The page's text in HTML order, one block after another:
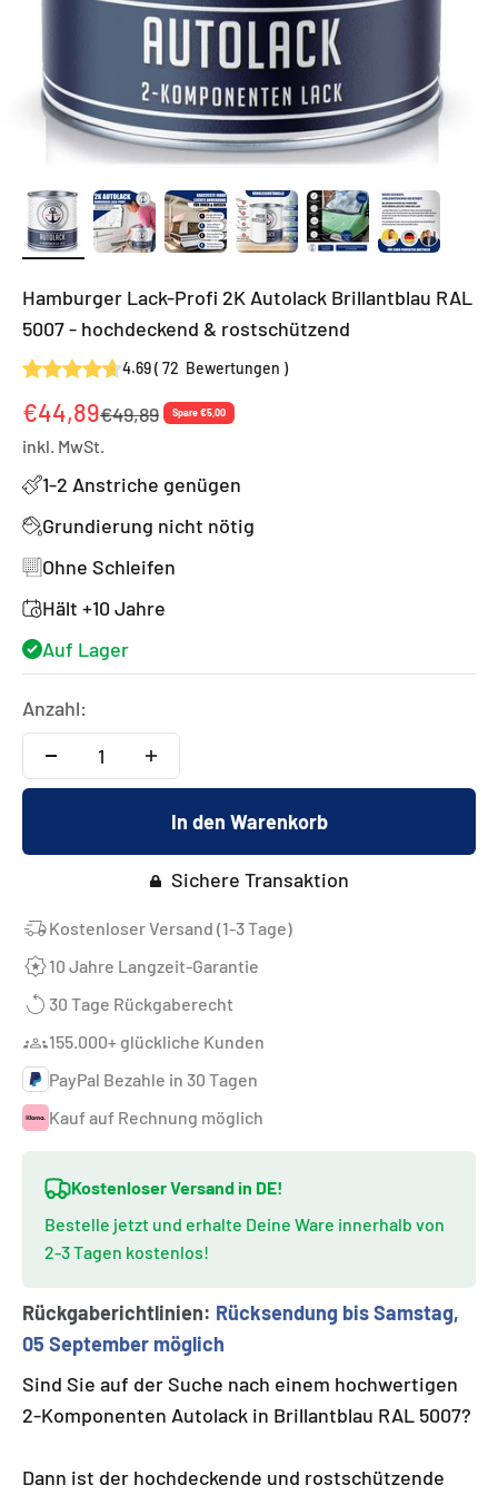
Hamburger Lack-Profi 2K Autolack Brillantblau RAL
5007 - hochdeckend & rostschützend
4.69( 72 Bewertungen )
Angebot
€44,89Regulärer Preis
€49,89 Spare €5,00
inkl. MwSt.
1-2 Anstriche genügen
Grundierung nicht nötig
Ohne Schleifen
Hält +10 Jahre
Auf Lager
Anzahl:
In den Warenkorb
Sichere Transaktion
Kostenloser Versand (1-3 Tage)
10 Jahre Langzeit-Garantie
30 Tage Rückgaberecht
155.000+ glückliche Kunden
PayPal Bezahle in 30 Tagen
Kauf auf Rechnung möglich
Kostenloser Versand in DE!
Bestelle jetzt und erhalte Deine Ware innerhalb von
2-3 Tagen kostenlos!
Rückgaberichtlinien: Rücksendung bis Samstag,
05 September möglich
Sind Sie auf der Suche nach einem hochwertigen
2-Komponenten Autolack in Brillantblau RAL 5007?
Dann ist der hochdeckende und rostschützende